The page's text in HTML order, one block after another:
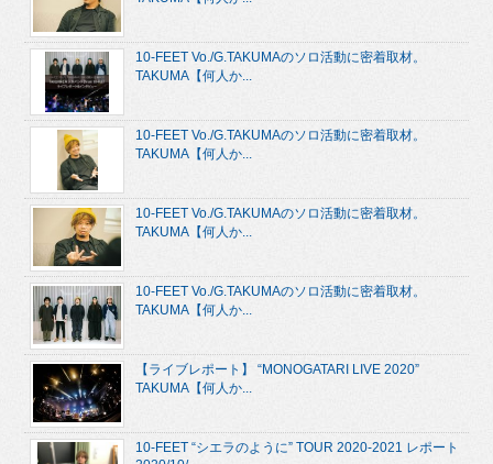
10-FEET Vo./G.TAKUMAのソロ活動に密着取材。
TAKUMA【何人か...
10-FEET Vo./G.TAKUMAのソロ活動に密着取材。
TAKUMA【何人か...
10-FEET Vo./G.TAKUMAのソロ活動に密着取材。
TAKUMA【何人か...
10-FEET Vo./G.TAKUMAのソロ活動に密着取材。
TAKUMA【何人か...
【ライブレポート】 “MONOGATARI LIVE 2020”
TAKUMA【何人か...
10-FEET “シエラのように” TOUR 2020-2021 レポート